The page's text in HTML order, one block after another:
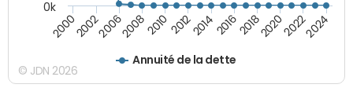
Annuité de la dette
20002002200620082010 2012201420162018202020222024
0k
© JDN 2026